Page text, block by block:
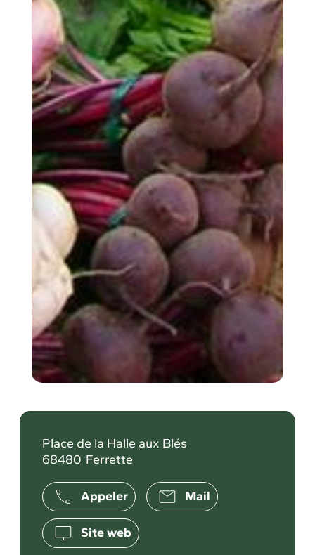
Place de la Halle aux Blés
68480 Ferrette
Appeler Mail
Site web